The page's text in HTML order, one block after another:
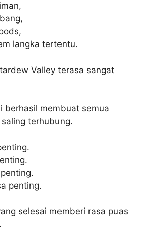
langka tertentu.
Valley terasa sangat
berhasil membuat semua
terhubung.
penting.
selesai memberi rasa puas